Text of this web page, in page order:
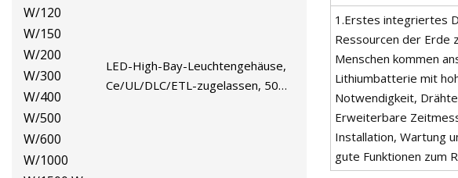
LED-High-Bay-Leuchtengehäuse,
Ce/UL/DLC/ETL-zugelassen, 50
1.Erstes integriertes
Ressourcen der Erde
Menschen kommen
Lithiumbatterie mit
Notwendigkeit,
Erweiterbare
Installation, Wartung
gute Funktionen zum